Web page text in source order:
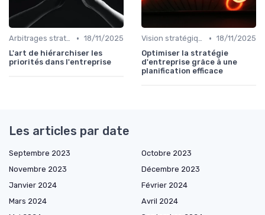
Arbitrages stratégiques & priorisation • 18/11/2025
L'art de hiérarchiser les
priorités dans l'entreprise
Vision stratégique & ambition long terme • 18/11/2025
Optimiser la stratégie
d'entreprise grâce à une
planification efficace
Les articles par date
Septembre 2023
Octobre 2023
Novembre 2023
Décembre 2023
Janvier 2024
Février 2024
Mars 2024
Avril 2024